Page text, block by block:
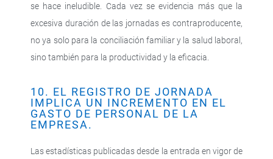
se hace ineludible. Cada vez se evidencia más que la
excesiva duración de las jornadas es contraproducente,
no ya solo para la conciliación familiar y la salud laboral,
sino también para la productividad y la eficacia.
10. EL REGISTRO DE JORNADA
IMPLICA UN INCREMENTO EN EL
GASTO DE PERSONAL DE LA
EMPRESA.
Las estadísticas publicadas desde la entrada en vigor de